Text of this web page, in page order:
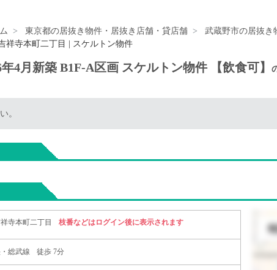
東京都の居抜き物件・居抜き店舗・貸店舗 武蔵野市の居抜き
祥寺本町二丁目 | スケルトン物件
4月新築 B1F-A区画 スケルトン物件 【飲食可】
。
寺本町二丁目 枝番などはログイン後に表示されます
総武線 徒歩 7分